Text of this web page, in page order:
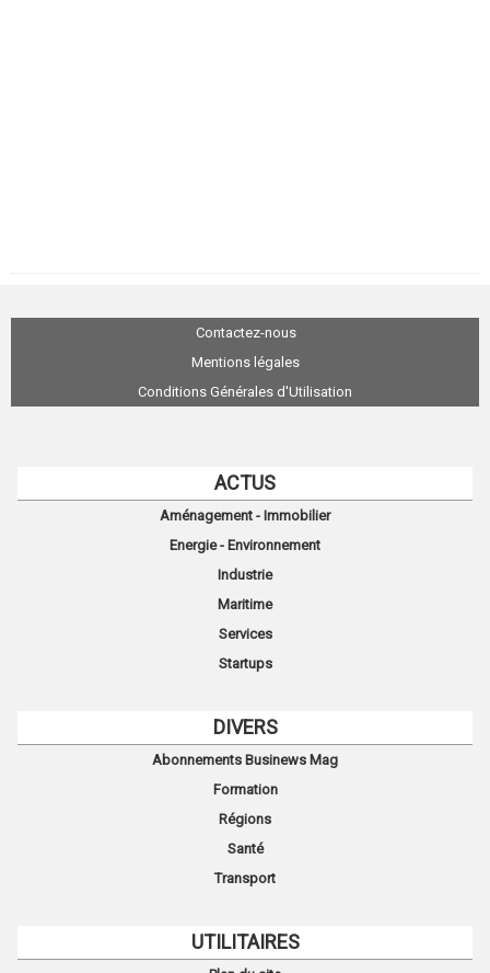
Contactez-nous
Mentions légales
Conditions Générales d'Utilisation
ACTUS
Aménagement - Immobilier
Energie - Environnement
Industrie
Maritime
Services
Startups
DIVERS
Abonnements Businews Mag
Formation
Régions
Santé
Transport
UTILITAIRES